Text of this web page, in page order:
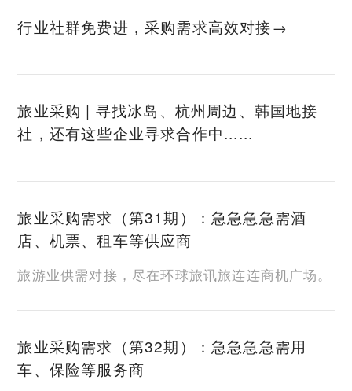
行业社群免费进，采购需求高效对接→
旅业采购 | 寻找冰岛、杭州周边、韩国地接
社，还有这些企业寻求合作中......
旅业采购需求（第31期）：急急急急需酒
店、机票、租车等供应商
旅游业供需对接，尽在环球旅讯旅连连商机广场。
旅业采购需求（第32期）：急急急急需用
车、保险等服务商